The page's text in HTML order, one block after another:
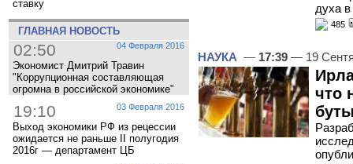
ставку
ГЛАВНАЯ НОВОСТЬ
04 Февраля 2016
02:50
Экономист Дмитрий Травин
"Коррупционная составляющая
огромна в российской экономике"
03 Февраля 2016
19:10
Выход экономики РФ из рецессии
ожидается не раньше II полугодия
2016г — департамент ЦБ
духа
485
НАУКА — 17:39 — 19
что